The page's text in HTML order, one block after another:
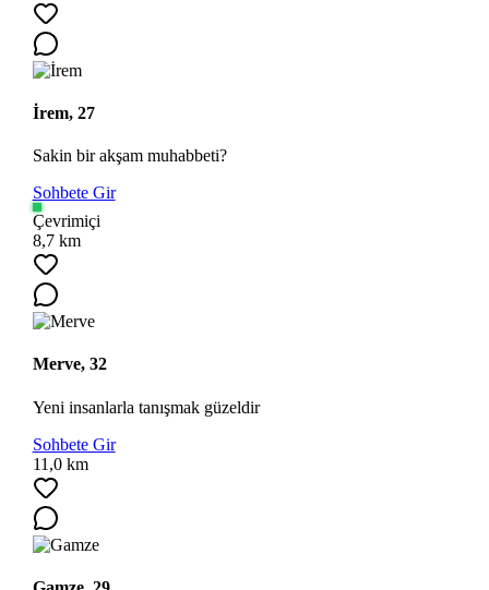
İrem, 27
Sakin bir akşam muhabbeti?
Sohbete Gir
Çevrimiçi
8,7 km
Merve, 32
Yeni insanlarla tanışmak güzeldir
Sohbete Gir
11,0 km